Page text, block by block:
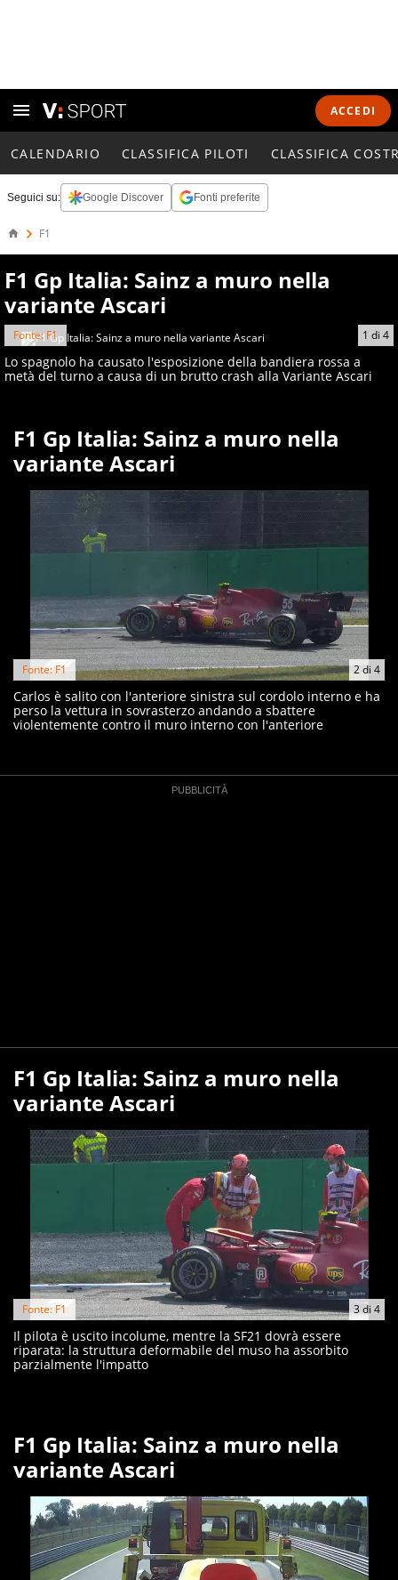
ACCEDI
CALENDARIO CLASSIFICA PILOTI CLASSIFICA
Seguici su: Google Discover Fonti preferite
F1
F1 Gp Italia: Sainz a muro nella
variante Ascari
1 di 4
Fonte: F1
Lo spagnolo ha causato l'esposizione della bandiera rossa a
metà del turno a causa di un brutto crash alla Variante Ascari
F1 Gp Italia: Sainz a muro nella
variante Ascari
2di 4
Fonte: F1
Carlos è salito con l'anteriore sinistra sul cordolo interno e ha
perso la vettura in sovrasterzo andando a sbattere
violentemente contro il muro interno con l'anteriore
F1 Gp Italia: Sainz a muro nella
variante Ascari
3di 4
Fonte: F1
Il pilota è uscito incolume, mentre la SF21 dovrà essere
riparata: la struttura deformabile del muso ha assorbito
parzialmente l'impatto
F1 Gp Italia: Sainz a muro nella
variante Ascari